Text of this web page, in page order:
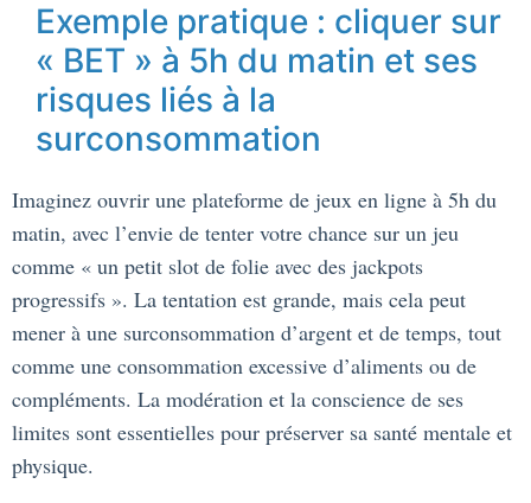
Exemple pratique : cliquer sur
« BET » à 5h du matin et ses
risques liés à la
surconsommation
Imaginez ouvrir une plateforme de jeux en ligne à 5h du
matin, avec l’envie de tenter votre chance sur un jeu
comme « un petit slot de folie avec des jackpots
progressifs ». La tentation est grande, mais cela peut
mener à une surconsommation d’argent et de temps, tout
comme une consommation excessive d’aliments ou de
compléments. La modération et la conscience de ses
limites sont essentielles pour préserver sa santé mentale et
physique.